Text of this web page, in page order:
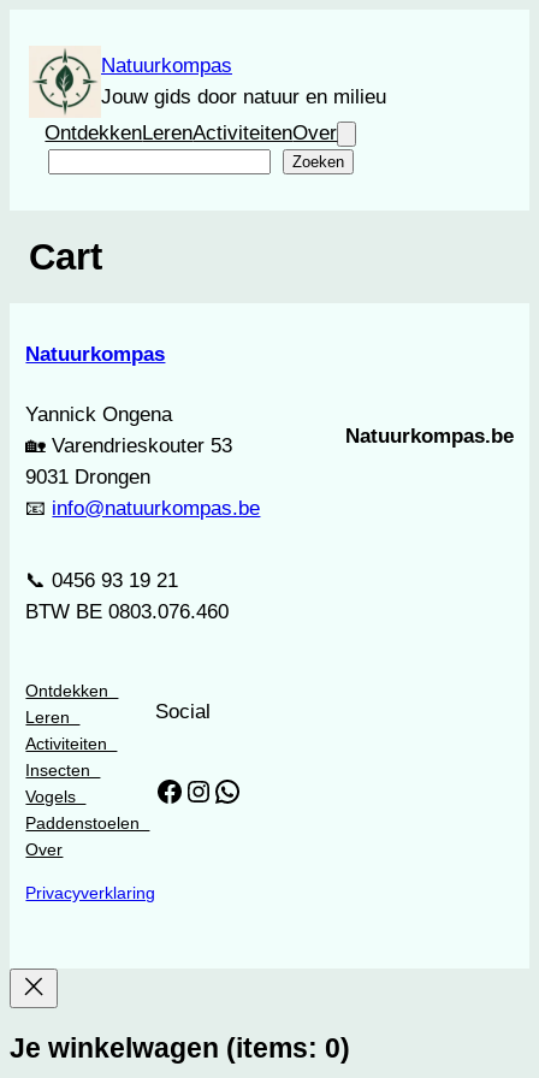
inhoud
Natuurkompas
Jouw gids door natuur en milieu
OntdekkenLerenActiviteitenOver
Zoeken
Cart
Natuurkompas
Yannick Ongena
🏡 Varendrieskouter 53
9031 Drongen
📧 info@natuurkompas.be
📞 0⁠4⁠5⁠6⁠ ⁠9⁠3⁠ ⁠1⁠9⁠ ⁠2⁠1
BTW BE 0803.076.460
Natuurkompas.be
Ontdekken
Leren
Activiteiten
Insecten
Vogels
Paddenstoelen
Over
Privacyverklaring
Social
Facebook
Instagram
WhatsApp
Je winkelwagen (items: 0)